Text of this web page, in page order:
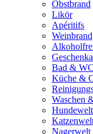
Obstbrand
Likör
Apéritifs
Weinbrand
Bad & WC
Küche &
Waschen
Hundewelt
Nagerwelt